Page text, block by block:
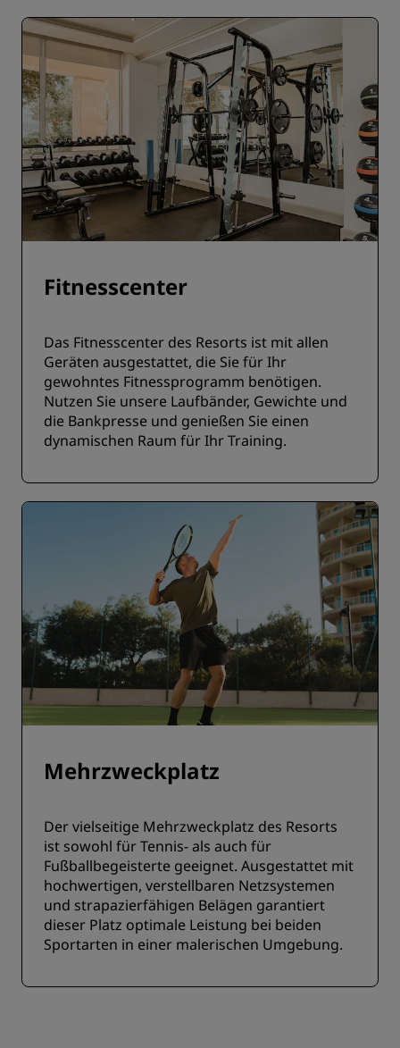
Fitnesscenter
Das Fitnesscenter des Resorts ist mit allen
Geräten ausgestattet, die Sie für Ihr
gewohntes Fitnessprogramm benötigen.
Nutzen Sie unsere Laufbänder, Gewichte und
die Bankpresse und genießen Sie einen
dynamischen Raum für Ihr Training.
Mehrzweckplatz
Der vielseitige Mehrzweckplatz des Resorts
ist sowohl für Tennis- als auch für
Fußballbegeisterte geeignet. Ausgestattet mit
hochwertigen, verstellbaren Netzsystemen
und strapazierfähigen Belägen garantiert
dieser Platz optimale Leistung bei beiden
Sportarten in einer malerischen Umgebung.